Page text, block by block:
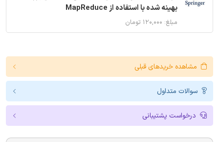
بهینه شده با استفاده از MapReduce
مبلغ: ۱۲۰,۰۰۰ تومان
مشاهده خریدهای قبلی
سوالات متداول
درخواست پشتیبانی